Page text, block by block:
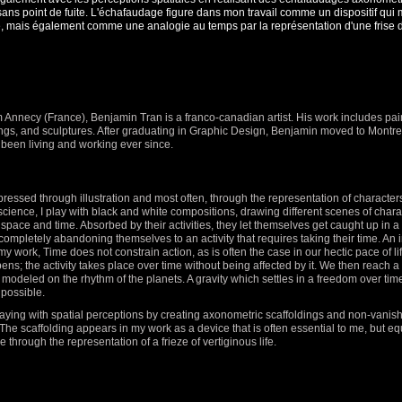
point de fuite. L'échafaudage figure dans mon travail comme un dispositif qui
mais également comme une analogie au temps par la représentation d'une frise
Annecy (France), Benjamin Tran is a franco-canadian artist. His work includes
and sculptures. After graduating in Graphic Design, Benjamin moved to
living and working ever since.
through illustration and most often, through the representation of
I play with black and white compositions, drawing different scenes of
and time. Absorbed by their activities, they let themselves get caught up in a
abandoning themselves to an activity that requires taking their time. An
work, Time does not constrain action, as is often the case in our hectic pace of
the activity takes place over time without being affected by it. We then reach a
on the rhythm of the planets. A gravity which settles in a freedom over
with spatial perceptions by creating axonometric scaffoldings and non-
scaffolding appears in my work as a device that is often essential to me, but
through the representation of a frieze of vertiginous life.